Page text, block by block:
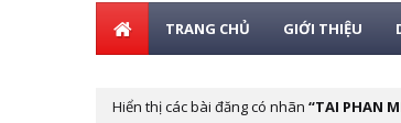
TRANG CHỦ GIỚI THIỆU
Hiển thị các bài đăng có nhãn TAI PHAN